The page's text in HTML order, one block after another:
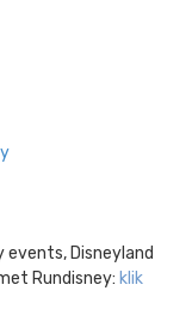
events, Disneyland
Rundisney: klik